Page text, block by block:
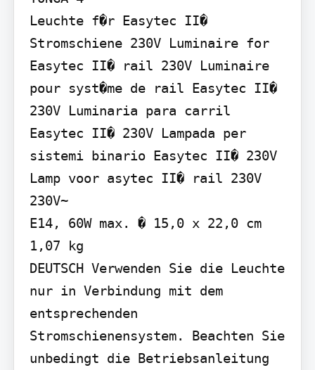
Leuchte f�r Easytec II�
Stromschiene 230V Luminaire for
Easytec II� rail 230V Luminaire
pour syst�me de rail Easytec II�
230V Luminaria para carril
Easytec II� 230V Lampada per
sistemi binario Easytec II� 230V
Lamp voor asytec II� rail 230V
230V~
E14, 60W max. � 15,0 x 22,0 cm
1,07 kg
DEUTSCH Verwenden Sie die Leuchte
nur in Verbindung mit dem
entsprechenden
Stromschienensystem. Beachten Sie
unbedingt die Betriebsanleitung